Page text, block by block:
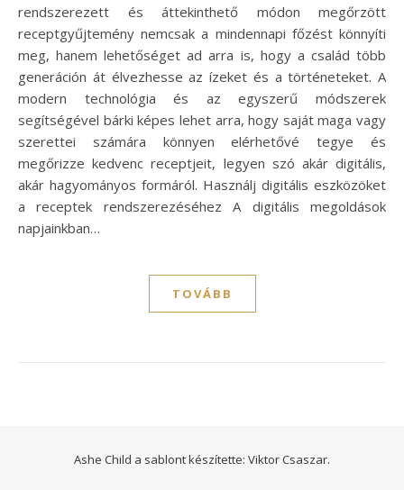
rendszerezett és áttekinthető módon megőrzött
receptgyűjtemény nemcsak a mindennapi főzést könnyíti
meg, hanem lehetőséget ad arra is, hogy a család több
generáción át élvezhesse az ízeket és a történeteket. A
modern technológia és az egyszerű módszerek
segítségével bárki képes lehet arra, hogy saját maga vagy
szerettei számára könnyen elérhetővé tegye és
megőrizze kedvenc receptjeit, legyen szó akár digitális,
akár hagyományos formáról. Használj digitális eszközöket
a receptek rendszerezéséhez A digitális megoldások
napjainkban…
TOVÁBB
Ashe Child a sablont készítette: Viktor Csaszar.